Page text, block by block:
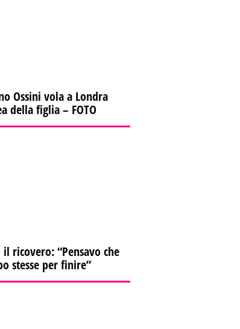
Ossini vola a Londra
della figlia – FOTO
il ricovero: “Pensavo che
stesse per finire”